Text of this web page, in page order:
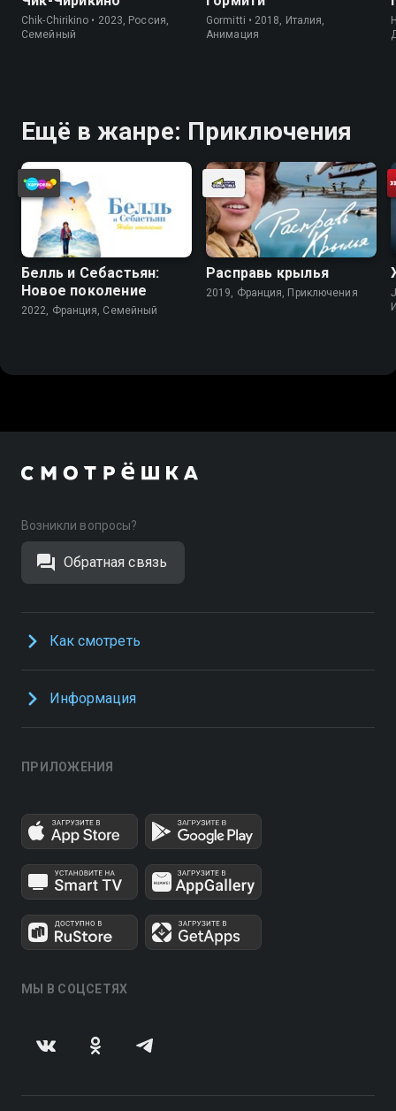
Chik-Chirikino • 2023, Россия,
Cемейный
Gormitti • 2018, Италия,
Анимация
Ещё в жанре: Приключения
Белль и Себастьян:
Новое поколение
2022, Франция, Cемейный
Расправь крылья
2019, Франция, Приключения
Возникли вопросы?
Обратная связь
Как смотреть
Информация
ПРИЛОЖЕНИЯ
МЫ В СОЦСЕТЯХ